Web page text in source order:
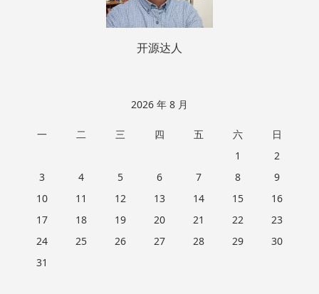
开源达人
2026 年 8 月
一 二 三 四 五 六
日
1
2
3
4 5 6 7 8
9
10
11 12 13 14 15
16
17
18 19 20 21 22
23
24
25 26 27 28 29
30
31